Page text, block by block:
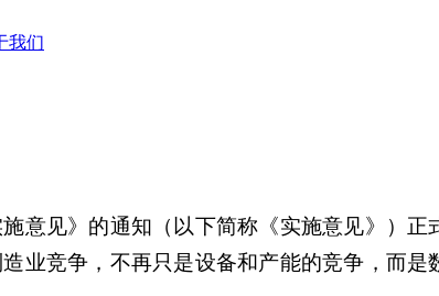
我们
意见》的通知（以下简称《实施意见》）
业竞争，不再只是设备和产能的竞争，而